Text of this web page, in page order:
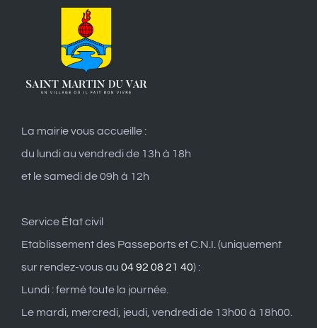
La mairie vous accueille :
du lundi au vendredi de 13h à 18h
et le samedi de 09h à 12h
Service État civil
Etablissement des Passeports et C.N.I. (uniquement
sur rendez-vous au 04 92 08 21 40) :
Lundi : fermé toute la journée.
Le mardi, mercredi, jeudi, vendredi de 13h00 à 18h00.